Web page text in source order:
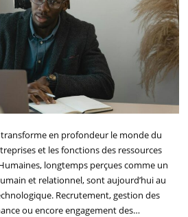
transforme en profondeur le monde du
et les fonctions des ressources
longtemps perçues comme un
et relationnel, sont aujourd’hui au
Recrutement, gestion des
ou encore engagement des…